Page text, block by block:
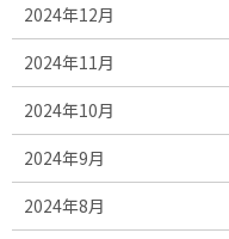
2024年12月
2024年11月
2024年10月
2024年9月
2024年8月